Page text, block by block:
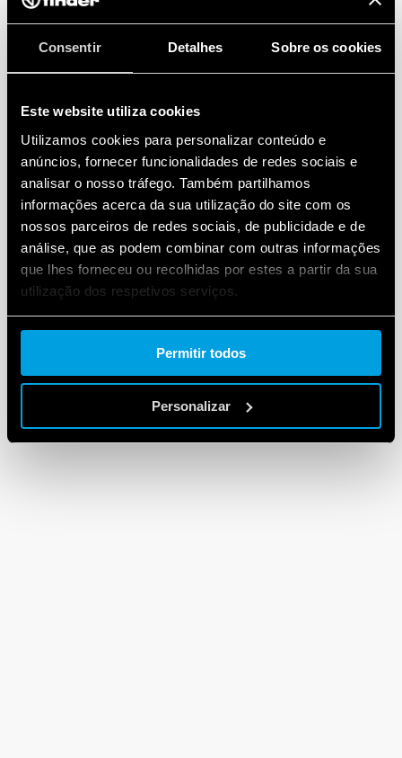
Consentir Detalhes Sobre os cookies
Este website utiliza cookies
Utilizamos cookies para personalizar conteúdo e
anúncios, fornecer funcionalidades de redes sociais e
analisar o nosso tráfego. Também partilhamos
informações acerca da sua utilização do site com os
nossos parceiros de redes sociais, de publicidade e de
análise, que as podem combinar com outras informações
que lhes forneceu ou recolhidas por estes a partir da sua
utilização dos respetivos serviços.
Cookie policy.
Permitir todos
Personalizar